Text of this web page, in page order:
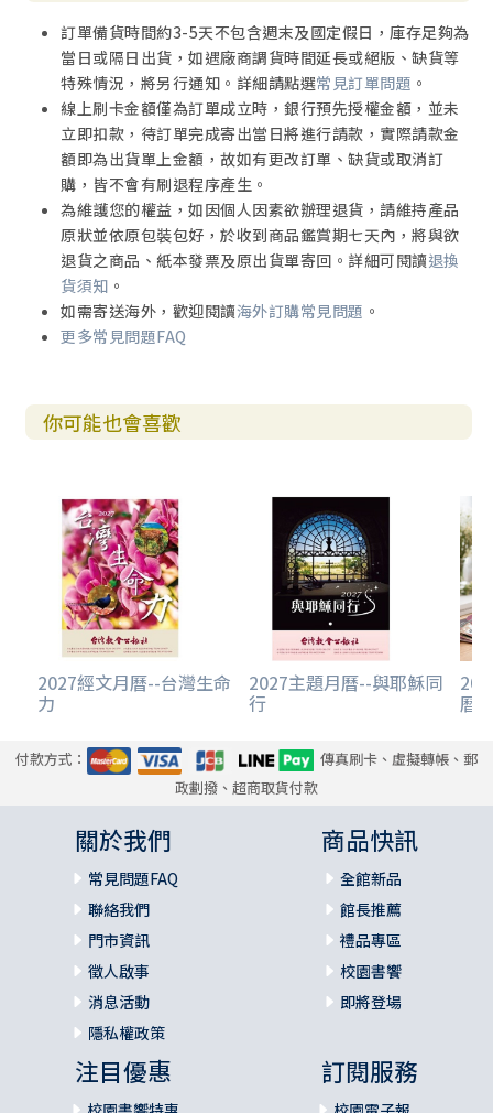
訂單備貨時間約3-5天不包含週末及國定假日，庫存足夠為
當日或隔日出貨，如遇廠商調貨時間延長或絕版、缺貨等
特殊情況，將另行通知。詳細請點選常見訂單問題 。
線上刷卡金額僅為訂單成立時，銀行預先授權金額，並未
立即扣款，待訂單完成寄出當日將進行請款，實際請款金
額即為出貨單上金額，故如有更改訂單、缺貨或取消訂
購，皆不會有刷退程序產生。
為維護您的權益，如因個人因素欲辦理退貨，請維持產品
原狀並依原包裝包好，於收到商品鑑賞期七天內，將與欲
退貨之商品、紙本發票及原出貨單寄回。詳細可閱讀退換
貨須知 。
如需寄送海外，歡迎閱讀海外訂購常見問題 。
更多常見問題FAQ
你可能也會喜歡
2027經文月曆--台灣生命
力
2027主題月曆--與耶穌同
行 曆
付款方式：
傳真刷卡、虛擬轉帳、郵
政劃撥、超商取貨付款
關於我們
常見問題FAQ
聯絡我們
門市資訊
徵人啟事
消息活動
隱私權政策
商品快訊
全館新品
館長推薦
禮品專區
校園書饗
即將登場
注目優惠 訂閱服務